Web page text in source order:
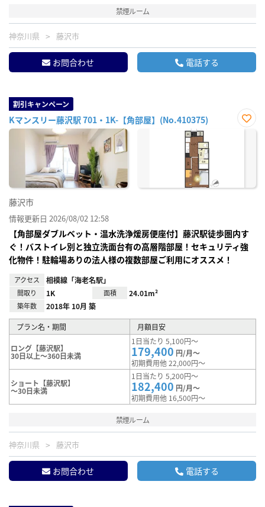
禁煙ルーム
神奈川県 藤沢市
お問合わせ 電話する
割引キャンペーン
Kマンスリー藤沢駅 701・1K-【角部屋】(No.410375)
お気
藤沢市
情報更新日 2026/08/02 12:58
【角部屋ダブルベット・温水洗浄煖房便座付】藤沢駅徒歩圏内す
ぐ！バストイレ別と独立洗面台有の高層階部屋！セキュリティ強
化物件！駐輪場ありの法人様の複数部屋ご利用にオススメ！
アクセス 相模線「海老名駅」
間取り 1K 面積 24.01m²
築年数 2018年 10月 築
プラン名・期間 月額目安
ロング【藤沢駅】
30日以上～360日未満
1日当たり 5,100円～
179,400 円/月～
初期費用他 22,000円～
ショート【藤沢駅】
～30日未満
1日当たり 5,200円～
182,400 円/月～
初期費用他 16,500円～
禁煙ルーム
神奈川県 藤沢市
お問合わせ 電話する